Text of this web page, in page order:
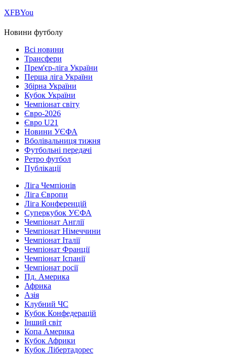
ХFBYou
Новини футболу
Всі новини
Трансфери
Прем'єр-ліга України
Перша ліга України
Збірна України
Кубок України
Чемпіонат світу
Євро-2026
Євро U21
Новини УЄФА
Вболівальниця тижня
Футбольні передачі
Ретро футбол
Публікації
Ліга Чемпіонів
Ліга Європи
Ліга Конференцій
Суперкубок УЄФА
Чемпіонат Англії
Чемпіонат Німеччини
Чемпіонат Італії
Чемпіонат Франції
Чемпіонат Іспанії
Чемпіонат росії
Пд. Америка
Африка
Азія
Клубний ЧС
Кубок Конфедерацій
Інший світ
Копа Америка
Кубок Африки
Кубок Лібертадорес